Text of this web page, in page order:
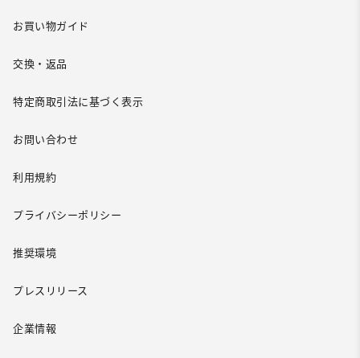
お買い物ガイド
交換・返品
特定商取引法に基づく表示
お問い合わせ
利用規約
プライバシーポリシー
推奨環境
プレスリリース
企業情報